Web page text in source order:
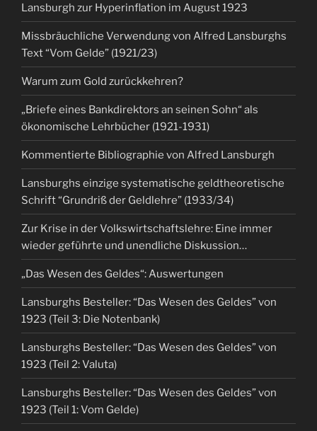
Lansburgh zur Hyperinflation im August 1923
Missbräuchliche Verwendung von Alfred Lansburghs
Text “Vom Gelde” (1921/23)
Warum zum Gold zurückkehren?
„Briefe eines Bankdirektors an seinen Sohn“ als
ökonomische Lehrbücher (1921-1931)
Kommentierte Bibliographie von Alfred Lansburgh
Lansburghs einzige systematische geldtheoretische
Schrift “Grundriß der Geldlehre” (1933/34)
Zur Krise in der Volkswirtschaftslehre: Eine immer
wieder geführte und unendliche Diskussion…
„Das Wesen des Geldes“: Auswertungen
Lansburghs Besteller: “Das Wesen des Geldes” von
1923 (Teil 3: Die Notenbank)
Lansburghs Besteller: “Das Wesen des Geldes” von
1923 (Teil 2: Valuta)
Lansburghs Besteller: “Das Wesen des Geldes” von
1923 (Teil 1: Vom Gelde)